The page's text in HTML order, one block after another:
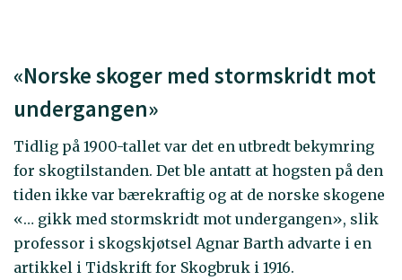
«Norske skoger med stormskridt mot
undergangen»
Tidlig på 1900-tallet var det en utbredt bekymring
for skogtilstanden. Det ble antatt at hogsten på den
tiden ikke var bærekraftig og at de norske skogene
«… gikk med stormskridt mot undergangen», slik
professor i skogskjøtsel Agnar Barth advarte i en
artikkel i Tidskrift for Skogbruk i 1916.